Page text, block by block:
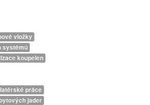
vložky
systémů
koupelen
práce
jader